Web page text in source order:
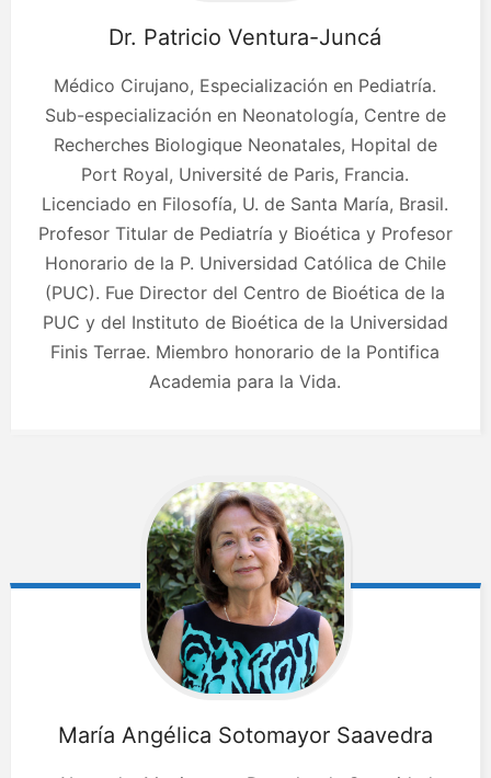
Dr. PatricioVentura-Juncá
Médico Cirujano, Especialización en Pediatría.
Sub-especialización en Neonatología, Centre de
Recherches Biologique Neonatales, Hopital de
Port Royal, Université de Paris, Francia.
Licenciado en Filosofía, U. de Santa María, Brasil.
Profesor Titular de Pediatría y Bioética y Profesor
Honorario de la P. Universidad Católica de Chile
(PUC). Fue Director del Centro de Bioética de la
PUC y del Instituto de Bioética de la Universidad
Finis Terrae. Miembro honorario de la Pontifica
Academia para la Vida.
María Angélica Sotomayor Saavedra